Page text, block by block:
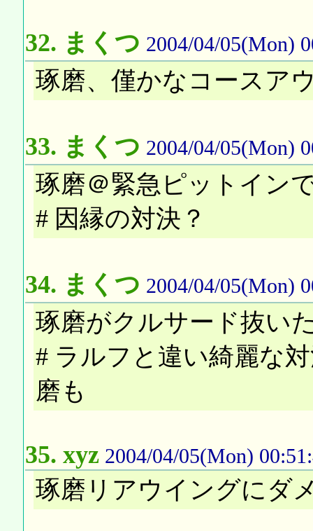
32. まくつ 2004/04/05(Mon)
琢磨、僅かなコースア
33. まくつ 2004/04/05(Mon)
琢磨＠緊急ピットイン
# 因縁の対決？
34. まくつ 2004/04/05(Mon)
琢磨がクルサード抜い
# ラルフと違い綺麗な
磨も
35. xyz 2004/04/05(Mon)
琢磨リアウイングにダ